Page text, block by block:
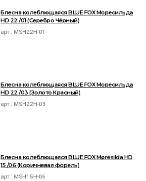
Блесна колеблющаяся BLUE FOX Моресильда
HD 22 /01 (Серебро Чёрный)
арт.: MSH22H-01
Блесна колеблющаяся BLUE FOX Моресильда
HD 22 /03 (Золото Красный)
арт.: MSH22H-03
Блесна колеблющаяся BLUE FOX Møresilda HD
15 /06 (Коричневая форель)
арт.: MSH15H-06